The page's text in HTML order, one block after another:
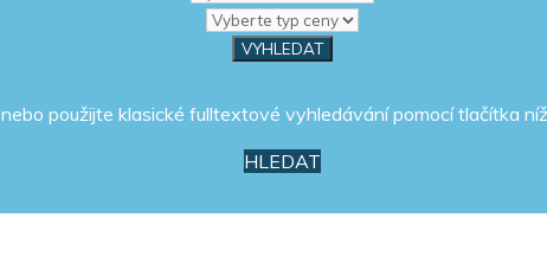
nebo použijte klasické fulltextové vyhledávání pomocí tlačítka
HLEDAT